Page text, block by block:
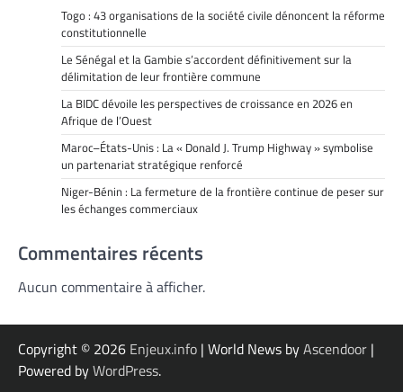
Togo : 43 organisations de la société civile dénoncent la réforme
constitutionnelle
Le Sénégal et la Gambie s’accordent définitivement sur la
délimitation de leur frontière commune
La BIDC dévoile les perspectives de croissance en 2026 en
Afrique de l’Ouest
Maroc–États-Unis : La « Donald J. Trump Highway » symbolise
un partenariat stratégique renforcé
Niger-Bénin : La fermeture de la frontière continue de peser sur
les échanges commerciaux
Commentaires récents
Aucun commentaire à afficher.
Copyright © 2026 Enjeux.info | World News byAscendoor |
Powered byWordPress.